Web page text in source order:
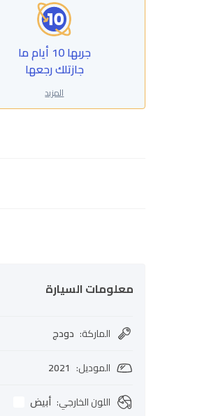
جربها 10 أيام ما
جازتلك رجعها
المزيد
معلومات السيارة
الماركة: دودج
الموديل:
2021
اللون الخارجي: أبيض